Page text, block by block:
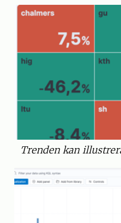
Trenden kan